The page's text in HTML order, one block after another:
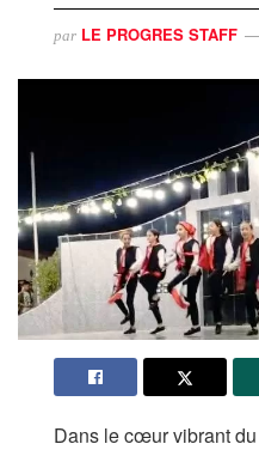
par LE PROGRES STAFF
Dans le cœur vibrant